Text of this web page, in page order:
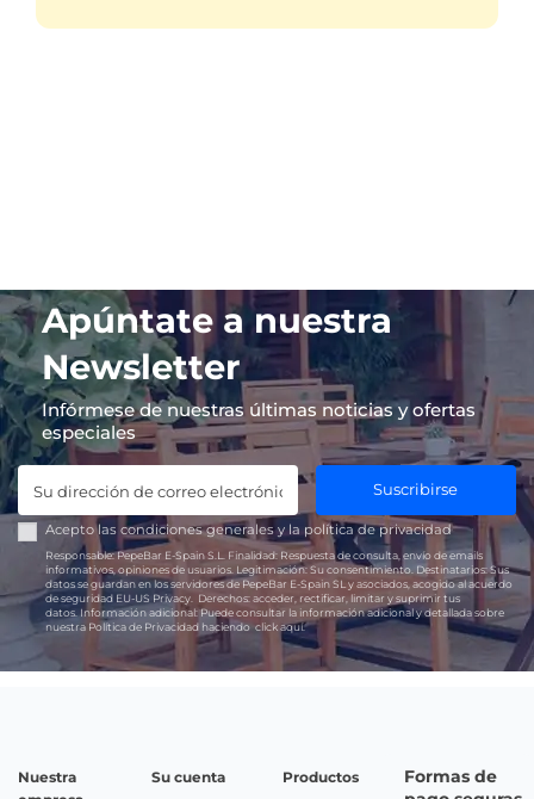
Apúntate a nuestra
Newsletter
Infórmese de nuestras últimas noticias y ofertas
especiales
Suscribirse
Acepto las condiciones generales y lapolítica de privacidad
Responsable:PepeBar E-Spain S.L. Finalidad: Respuesta de consulta, envío de emails
informativos, opiniones de usuarios. Legitimación: Su consentimiento. Destinatarios:Sus
datos se guardan en los servidores de PepeBar E-Spain SL y asociados, acogido al acuerdo
de seguridad EU-US Privacy. Derechos: acceder, rectificar, limitar y suprimir tus
datos.Información adicional:Puede consultar la información adicional y detallada sobre
nuestra Política de Privacidad haciendoclick aquí.
Nuestra
Su cuenta Productos
Formas de